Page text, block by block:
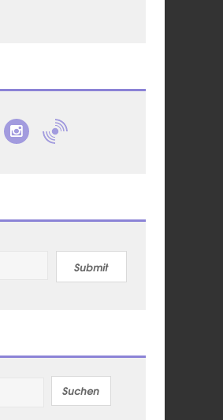
Submit